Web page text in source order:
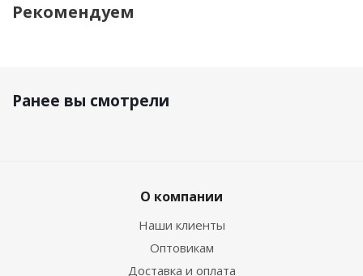
Рекомендуем
Ранее вы смотрели
О компании
Наши клиенты
Оптовикам
Доставка и оплата